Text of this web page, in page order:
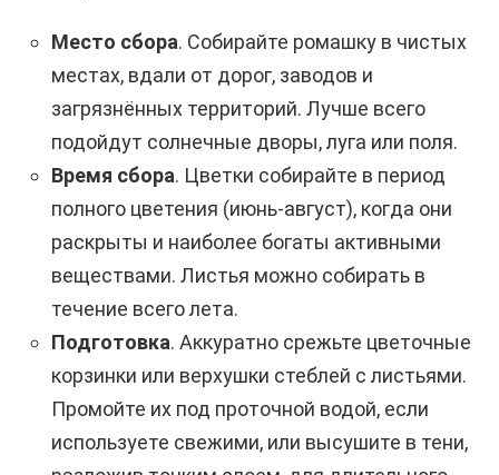
Место сбора. Собирайте ромашку в чистых
местах, вдали от дорог, заводов и
загрязнённых территорий. Лучше всего
подойдут солнечные дворы, луга или поля.
Время сбора. Цветки собирайте в период
полного цветения (июнь-август), когда они
раскрыты и наиболее богаты активными
веществами. Листья можно собирать в
течение всего лета.
Подготовка. Аккуратно срежьте цветочные
корзинки или верхушки стеблей с листьями.
Промойте их под проточной водой, если
используете свежими, или высушите в тени,